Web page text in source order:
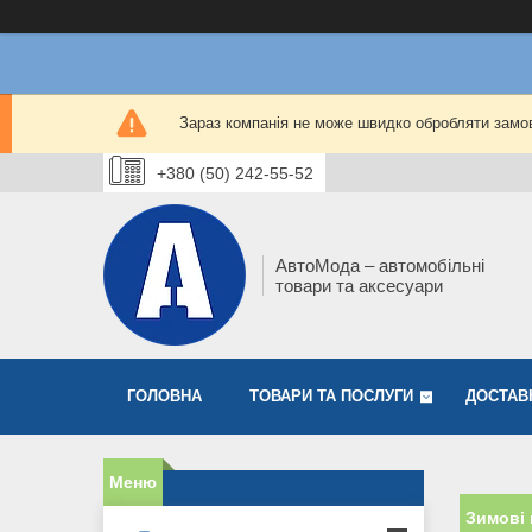
Зараз компанія не може швидко обробляти
+380 (50) 242-55-52
АвтоМода – автомобільні
товари та аксесуари
ГОЛОВНА ТОВАРИ ТА ПОСЛУГИ
Зимові